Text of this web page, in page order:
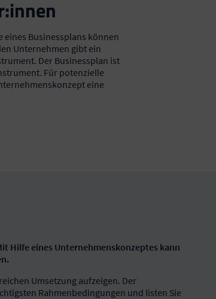
Businessplans können
Unternehmen gibt ein
Der Businessplan ist
Für potenzielle
eine
Hilfe eines Unternehmenskonzeptes kann
Umsetzung aufzeigen. Der
Rahmenbedingungen und listen Sie